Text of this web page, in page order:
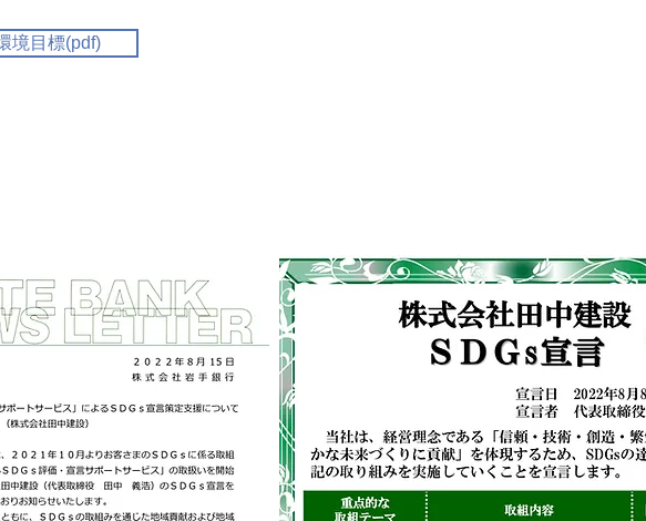
境目標(pdf)
Welcome visitors to your site with a short, engaging
introduction. Double click to edit and add your own text.